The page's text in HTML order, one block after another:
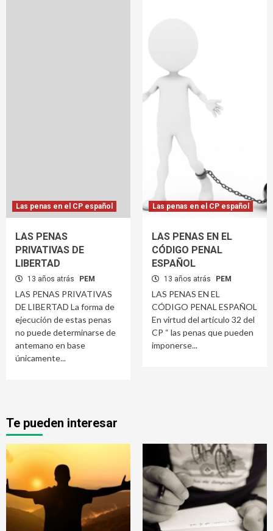
Las penas en el CP español
LAS PENAS
PRIVATIVAS DE
LIBERTAD
13 años atrás PEM
LAS PENAS PRIVATIVAS
DE LIBERTAD La forma de
ejecución de estas penas
no puede determinarse de
antemano en base
únicamente...
Las penas en el CP español
LAS PENAS EN EL
CÓDIGO PENAL
ESPAÑOL
13 años atrás PEM
LAS PENAS EN EL
CÓDIGO PENAL ESPAÑOL
En virtud del artículo 32 del
CP “ las penas que pueden
imponerse...
Te pueden interesar